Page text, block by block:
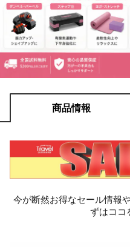
商品情報
今が断然お得なセール情報
ずはココ